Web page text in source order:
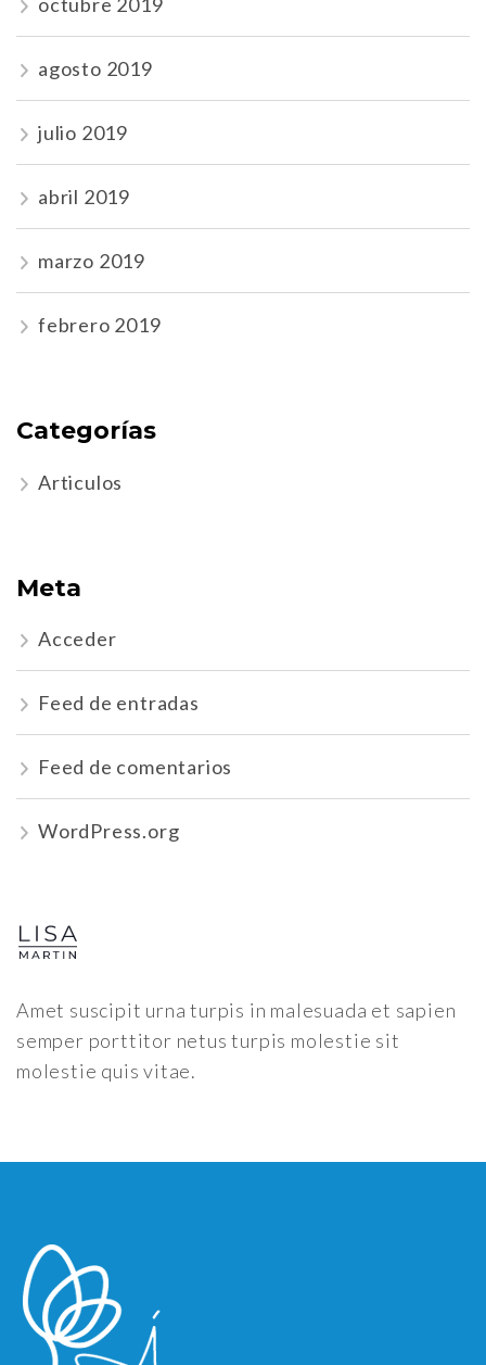
octubre 2019
agosto 2019
julio 2019
abril 2019
marzo 2019
febrero 2019
Categorías
Articulos
Meta
Acceder
Feed de entradas
Feed de comentarios
WordPress.org
Amet suscipit urna turpis in malesuada et sapien
semper porttitor netus turpis molestie sit
molestie quis vitae.